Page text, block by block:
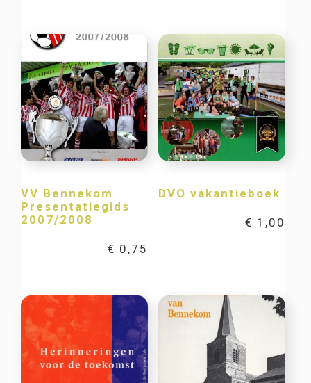
VV Bennekom
Presentatiegids
2007/2008
€ 0,75
DVO vakantieboek
€ 1,00